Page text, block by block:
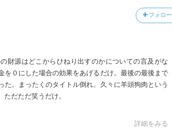
フォロー
財源はどこからひねり出すのかについての言及がな
を０にした場合の効果をあげるだけ。最後の最後まで
た。まったくのタイトル倒れ。久々に羊頭狗肉という
だただ笑うだけ。
詳細をみる